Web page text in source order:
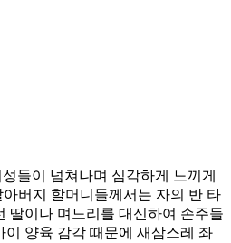
들이 넘쳐나며 심각하게 느끼게
버지 할머니들께서는 자의 반 타
딸이나 며느리를 대신하여 손주들
이 양육 감각 때문에 새삼스레 좌